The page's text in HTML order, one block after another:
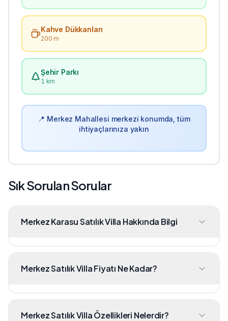
Kahve Dükkanları
200 m
Şehir Parkı
1 km
📍 Merkez Mahallesi merkezi konumda, tüm
ihtiyaçlarınıza yakın
Sık Sorulan Sorular
Merkez Karasu Satılık Villa Hakkında Bilgi
Merkez Satılık Villa Fiyatı Ne Kadar?
Merkez Satılık Villa Özellikleri Nelerdir?